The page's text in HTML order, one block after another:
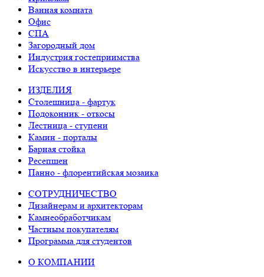
Ванная комната
Офис
СПА
Загородный дом
Индустрия гостеприимства
Искусство в интерьере
ИЗДЕЛИЯ
Столешница - фартук
Подоконник - откосы
Лестница - ступени
Камин - порталы
Барная стойка
Ресепшен
Панно - флорентийская мозаика
СОТРУДНИЧЕСТВО
Дизайнерам и архитекторам
Камнеобработчикам
Частным покупателям
Программа для студентов
О КОМПАНИИ